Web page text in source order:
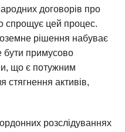
договорів про
спрощує цей процес.
рішення набуває
бути примусово
що є потужним
стягнення активів,
розслідуваннях